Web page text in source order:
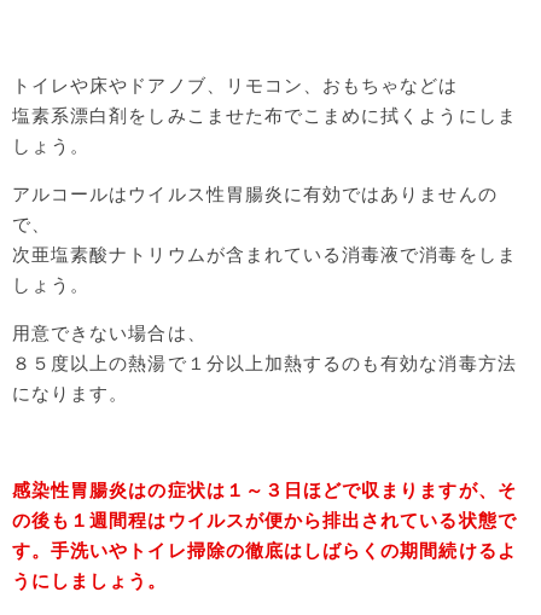
トイレや床やドアノブ、リモコン、おもちゃなどは
塩素系漂白剤をしみこませた布でこまめに拭くようにしま
しょう。
アルコールはウイルス性胃腸炎に有効ではありませんの
で、
次亜塩素酸ナトリウムが含まれている消毒液で消毒をしま
しょう。
用意できない場合は、
８５度以上の熱湯で１分以上加熱するのも有効な消毒方法
になります。
感染性胃腸炎はの症状は１～３日ほどで収まりますが、そ
の後も１週間程はウイルスが便から排出されている状態で
す。手洗いやトイレ掃除の徹底はしばらくの期間続けるよ
うにしましょう。